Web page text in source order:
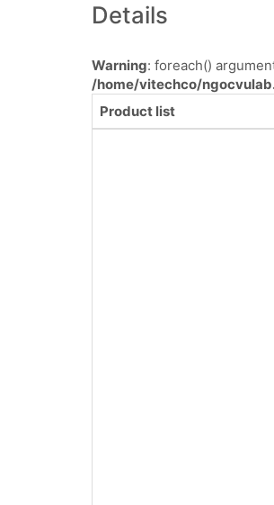
Details
Warning: foreach()
/home/vitechco/
Product list